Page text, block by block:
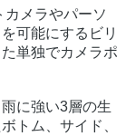
カメラやパーソ
可能にするビリ
単独でカメラポ
に強い3層の生
トム、サイド、